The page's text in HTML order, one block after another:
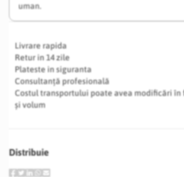
uman.
Livrare rapida
Retur in 14 zile
Plateste in siguranta
Consultanță profesională
Costul transportului poate avea modificări
și volum
Distribuie